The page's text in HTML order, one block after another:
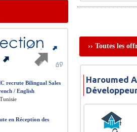
›› Toutes les
Haroumed
recrute Bilingual Sales
/ English
en Réception des